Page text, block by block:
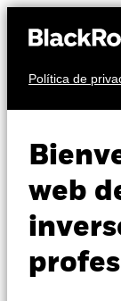
Política de
web
Perspectivas
Visión de
Educación
Fund